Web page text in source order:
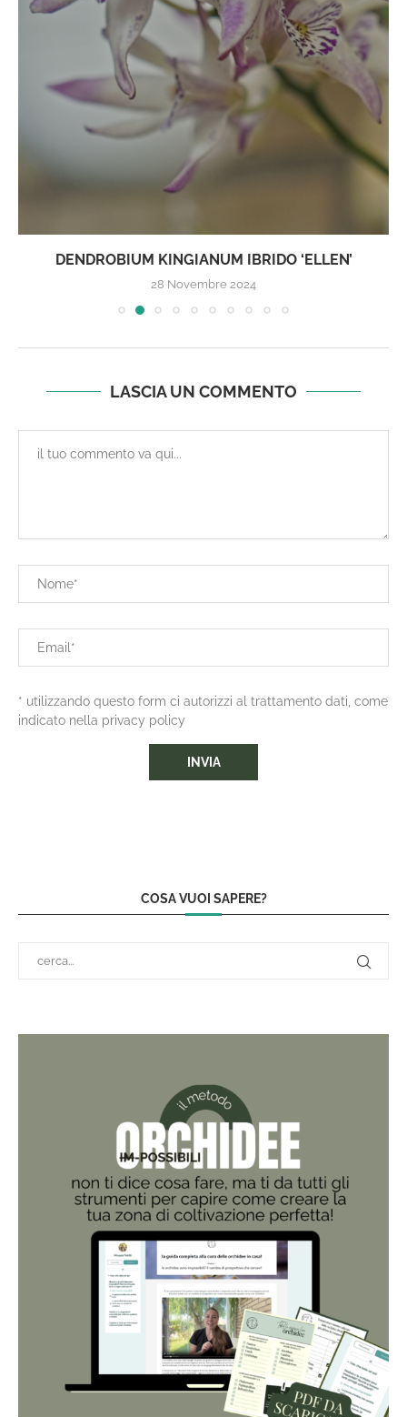
DENDROBIUM KINGIANUM IBRIDO ‘ELLEN’
28 Novembre 2024
LASCIA UN COMMENTO
* utilizzando questo form ci autorizzi al trattamento dati, come
indicato nella privacy policy
COSA VUOI SAPERE?